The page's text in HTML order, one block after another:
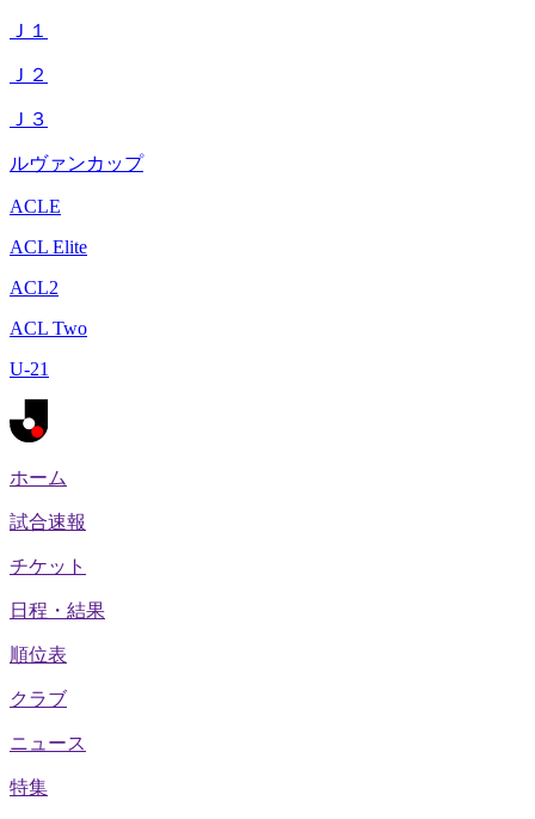
Ｊ１
Ｊ２
Ｊ３
ルヴァンカップ
ACLE
ACL Elite
ACL2
ACL Two
U-21
ホーム
試合速報
チケット
日程・結果
順位表
クラブ
ニュース
特集